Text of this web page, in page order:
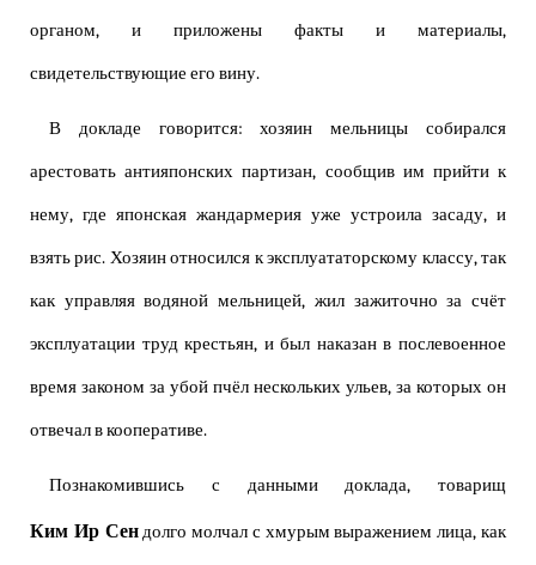
органом, и приложены факты и материалы,
свидетельствующие его вину.
В докладе говорится: хозяин мельницы собирался
арестовать антияпонских партизан, сообщив им прийти к
нему, где японская жандармерия уже устроила засаду, и
взять рис. Хозяин относился к эксплуататорскому классу, так
как управляя водяной мельницей, жил зажиточно за счёт
эксплуатации труд крестьян, и был наказан в послевоенное
время законом за убой пчёл нескольких ульев, за которых он
отвечал в кооперативе.
Познакомившись с данными доклада, товарищ
Ким Ир Сендолго молчал с хмурым выражением лица, как